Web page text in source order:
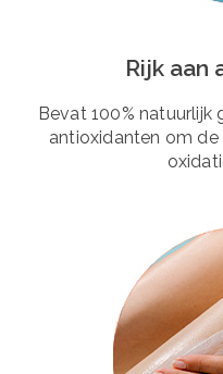
Rijk aan
Bevat 100%
antioxidanten om